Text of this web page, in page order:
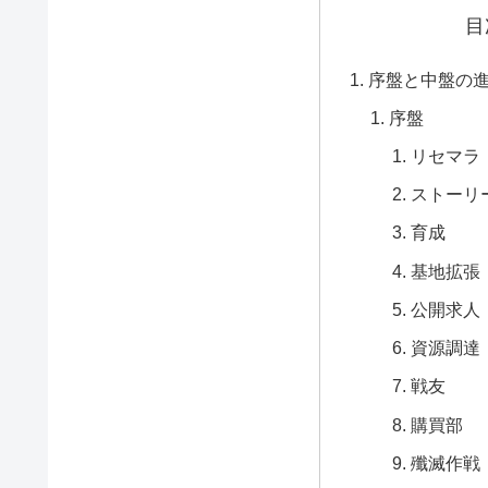
序盤と中盤の
序盤
リセマラ
ストーリ
育成
基地拡張
公開求人
資源調達
戦友
購買部
殲滅作戦